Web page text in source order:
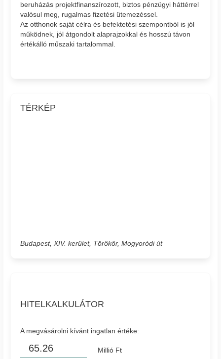
beruházás projektfinanszírozott, biztos pénzügyi háttérrel
valósul meg, rugalmas fizetési ütemezéssel.
Az otthonok saját célra és befektetési szempontból is jól
működnek, jól átgondolt alaprajzokkal és hosszú távon
értékálló műszaki tartalommal.
TÉRKÉP
Budapest, XIV. kerület, Törökőr, Mogyoródi út
HITELKALKULÁTOR
A megvásárolni kívánt ingatlan értéke:
Millió Ft